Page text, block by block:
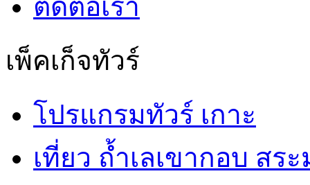
ติดต่อเรา
เพ็คเก็จทัวร์
โปรแกรมทัวร์ เกาะ
เที่ยว ถ้ำเลเขากอบ สร